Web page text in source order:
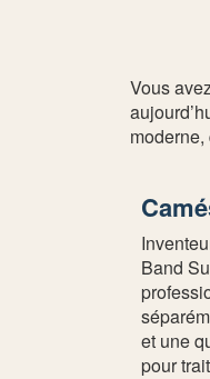
Vous
Band
et une
pour